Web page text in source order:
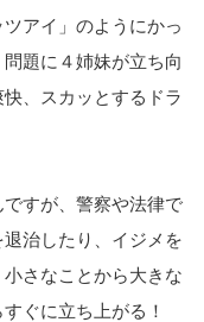
アイ」のようにかっ
題に４姉妹が立ち向
、スカッとするドラ
すが、警察や法律で
治したり、イジメを
さなことから大きな
ぐに立ち上がる！